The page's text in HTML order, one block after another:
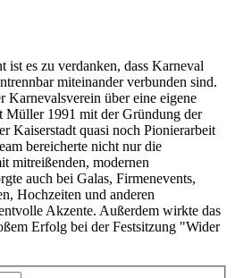
ist es zu verdanken, dass Karneval
miteinander verbunden sind.
Karnevalsverein über eine eigene
Müller 1991 mit der Gründung der
Kaiserstadt quasi noch Pionierarbeit
bereicherte nicht nur die
mitreißenden, modernen
auch bei Galas, Firmenevents,
Hochzeiten und anderen
Akzente. Außerdem wirkte das
Erfolg bei der Festsitzung "Wider